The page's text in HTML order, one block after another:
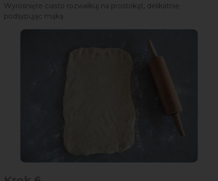
Wyrośnięte ciasto rozwałkuj na prostokąt, delikatnie
podsypując mąką.